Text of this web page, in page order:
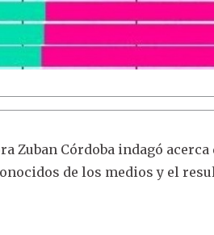
Zuban Córdoba indagó
de los medios y el